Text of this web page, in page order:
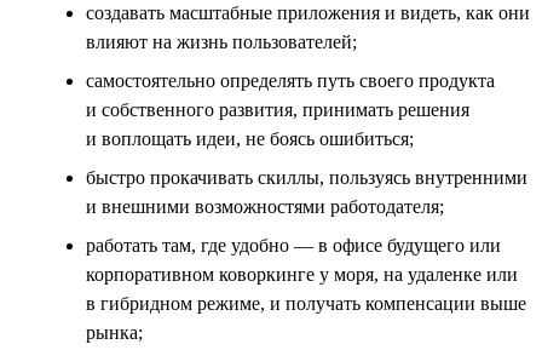
создавать масштабные приложения и видеть, как они
влияют на жизнь пользователей;
самостоятельно определять путь своего продукта
и собственного развития, принимать решения
и воплощать идеи, не боясь ошибиться;
быстро прокачивать скиллы, пользуясь внутренними
и внешними возможностями работодателя;
работать там, где удобно — в офисе будущего или
корпоративном коворкинге у моря, на удаленке или
в гибридном режиме, и получать компенсации выше
рынка;